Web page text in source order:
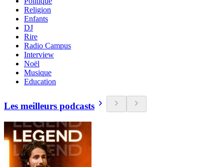
Religion
Enfants
DJ
Rire
Radio Campus
Interview
Noël
Musique
Education
Les meilleurs podcasts